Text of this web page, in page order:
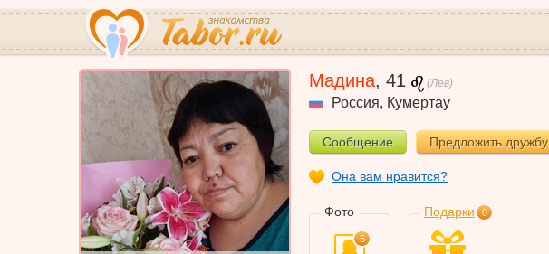
Мадина, 41 (Лев)
Россия, Кумертау
Сообщение Предложить дружбу
Она вам нравится?
Фото
5
Подарки 0